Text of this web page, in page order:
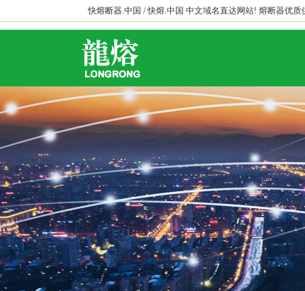
快熔断器.中国 / 快熔.中国 中文域名直达网站! 熔断器优质